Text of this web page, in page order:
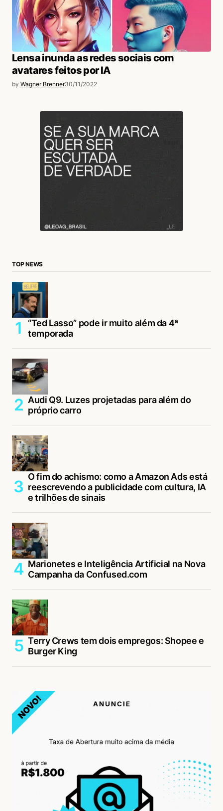
Lensa inunda as redes sociais com
avatares feitos por IA
by Wagner Brenner30/11/2022
TOP NEWS
“Ted Lasso” pode ir muito além da 4ª
temporada
Audi Q9. Luzes projetadas para além do
próprio carro
O fim do achismo: como a Amazon Ads está
reescrevendo a publicidade com cultura, IA
e trilhões de sinais
Marionetes e Inteligência Artificial na Nova
Campanha da Confused.com
Terry Crews tem dois empregos: Shopee e
Burger King